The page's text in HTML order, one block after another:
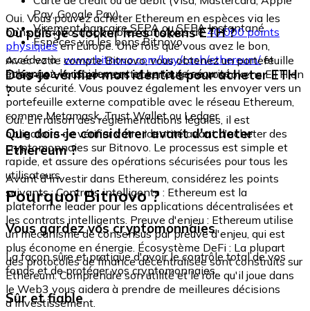
Pay, Google Pay)
Virement bancaire SEPA ou SEPA Instantané
Espèces via les bons Bitnovo
Oui. Vous pouvez acheter Ethereum en espèces via les
bons Bitnovo, disponibles dans plus de40 000 points
physiquesen Europe. Une fois que vous avez le bon,
accédez à : www.bitnovo.com/buy/cash/ethereum/et
échangez-le rapidement et en toute sécurité.
Où puis-je stocker mes tokens ETH ?
Avec votre compte Bitnovo, vous obtenez un portefeuille
intégré où vous pouvez stocker et gérer vos tokens ETH en
toute sécurité. Vous pouvez également les envoyer vers un
portefeuille externe compatible avec le réseau Ethereum,
comme Metamask, Trust Wallet ou Ledger.
Dois-je vérifier mon identité pour acheter ETH
?
Oui. En raison des réglementations légales, il est
obligatoire de vérifier votre identité avant d'acheter des
cryptomonnaies sur Bitnovo. Le processus est simple et
rapide, et assure des opérations sécurisées pour tous les
utilisateurs.
Que dois-je considérer avant d'acheter
Ethereum ?
Avant d'investir dans Ethereum, considérez les points
suivants : Contrats intelligents : Ethereum est la
plateforme leader pour les applications décentralisées et
les contrats intelligents. Preuve d'enjeu : Ethereum utilise
un mécanisme de consensus par preuve d'enjeu, qui est
plus économe en énergie. Écosystème DeFi : La plupart
des protocoles de finance décentralisée sont construits sur
Ethereum. Comprendre son utilité et le rôle qu'il joue dans
le Web3 vous aidera à prendre de meilleures décisions
d'investissement.
Pourquoi Bitnovo ?
Vous gardez vos cryptomonnaies
La façon sûre et pratique d'avoir le contrôle total de vos
fonds et de protéger vos cryptomonnaies.
Sûr et fiable